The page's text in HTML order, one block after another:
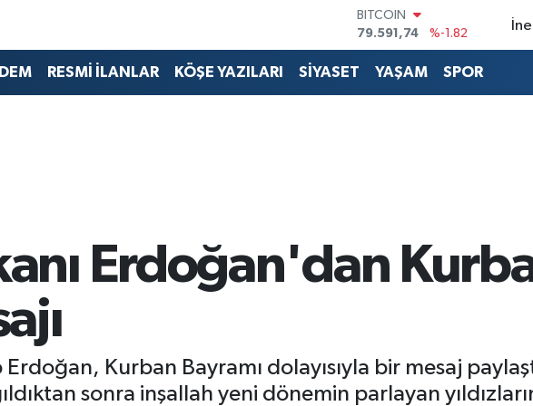
DOLAR
45,43620
%0.02
EURO
53,38690
%0.19
RESMİ İLANLAR KÖŞE YAZILARI SİYASET YAŞAM SPOR
Erdoğan'dan
Kurban Bayramı dolayısıyla bir mesaj
sonra inşallah yeni dönemin parlayan